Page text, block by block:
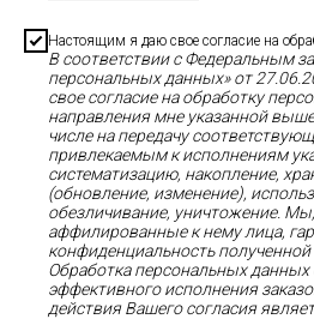
Настоящим я даю свое согласие на
В соответствии с Федеральным
персональных данных» от
свое согласие на обработку
направления мне указанной
числе на передачу
привлекаемым к исполнениям
систематизацию, накопление,
(обновление, изменение),
обезличивание, уничтожение.
аффилированные к нему лица,
конфиденциальность
Обработка персональных данных
эффективного исполнения
действия Вашего согласия